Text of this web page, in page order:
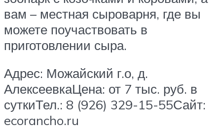
вам – местная сыроварня, где вы
можете поучаствовать в
приготовлении сыра.
Адрес: Можайский г.о, д.
АлексеевкаЦена: от 7 тыс. руб. в
суткиТел.: 8 (926) 329-15-55Сайт:
ecorancho.ru